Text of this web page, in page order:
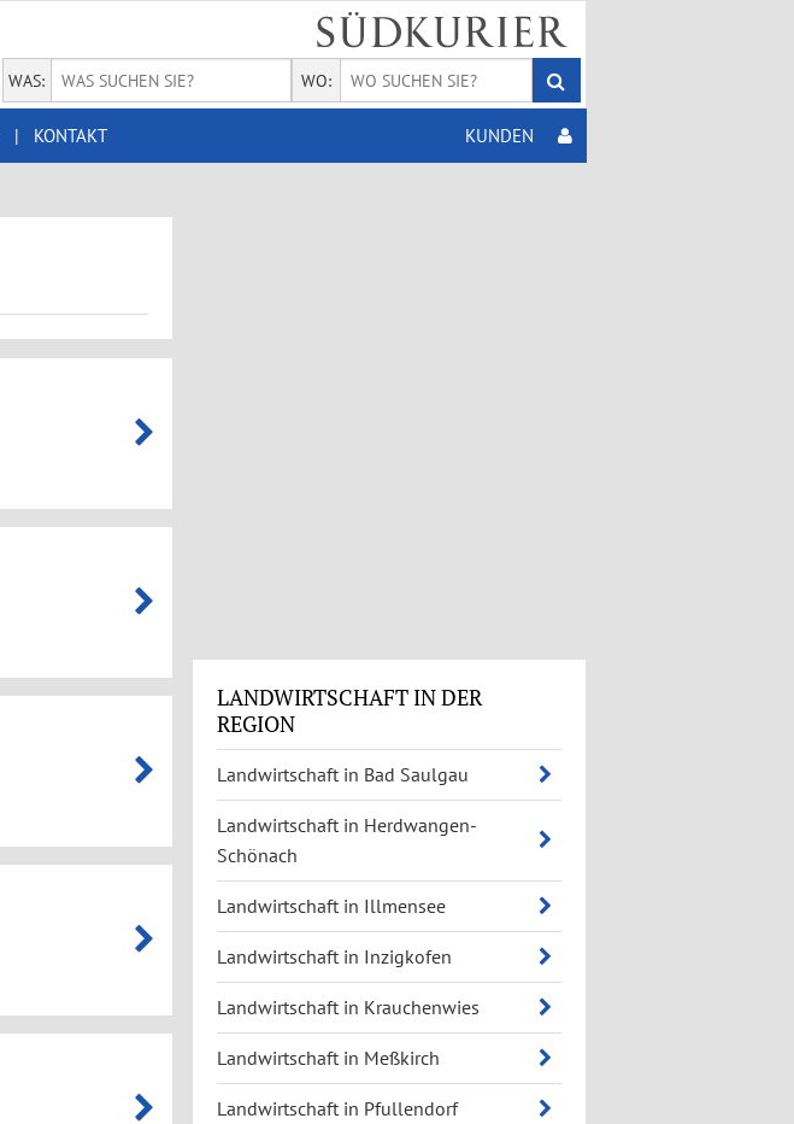
WAS: WO:
| KONTAKT KUNDEN
LANDWIRTSCHAFT IN DER
REGION
Landwirtschaft in Bad Saulgau
Landwirtschaft in Herdwangen-
Schönach
Landwirtschaft in Illmensee
Landwirtschaft in Inzigkofen
Landwirtschaft in Krauchenwies
Landwirtschaft in Meßkirch
Landwirtschaft in Pfullendorf